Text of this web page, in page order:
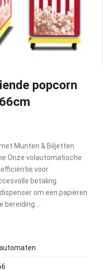
popcorn
Munten & Biljetten
Onze volautomatische
voor
betaling
om een papieren
...